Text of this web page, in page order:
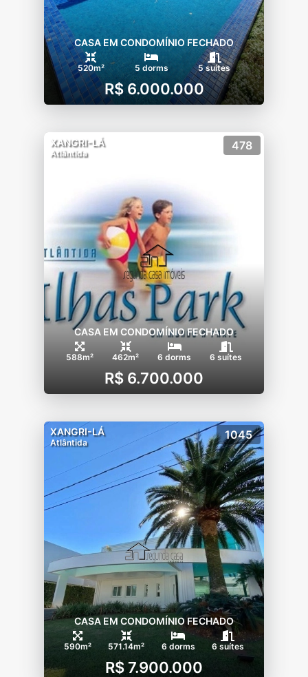
CASA EM CONDOMÍNIO FECHADO
520m² 5 dorms 5 suítes
R$ 6.000.000
XANGRI-LÁ
Atlântida
478
CASA EM CONDOMÍNIO FECHADO
588m² 462m² 6 dorms 6 suítes
R$ 6.700.000
XANGRI-LÁ
Atlântida
1045
CASA EM CONDOMÍNIO FECHADO
590m² 571.14m² 6 dorms 6 suítes
R$ 7.900.000